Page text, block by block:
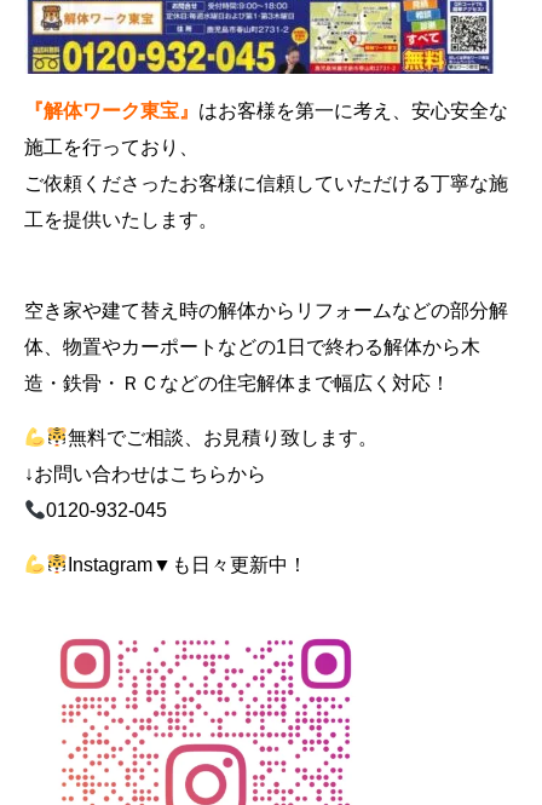
『解体ワーク東宝』 はお客様を第一に考え、安心安全な
施工を行っており、
ご依頼くださったお客様に信頼していただける丁寧な施
工を提供いたします。
空き家や建て替え時の解体からリフォームなどの部分解
体、物置やカーポートなどの1日で終わる解体から木
造・鉄骨・ＲＣなどの住宅解体まで幅広く対応！
無料でご相談、お見積り致します。
↓お問い合わせはこちらから
0120-932-045
Instagram▼も日々更新中！